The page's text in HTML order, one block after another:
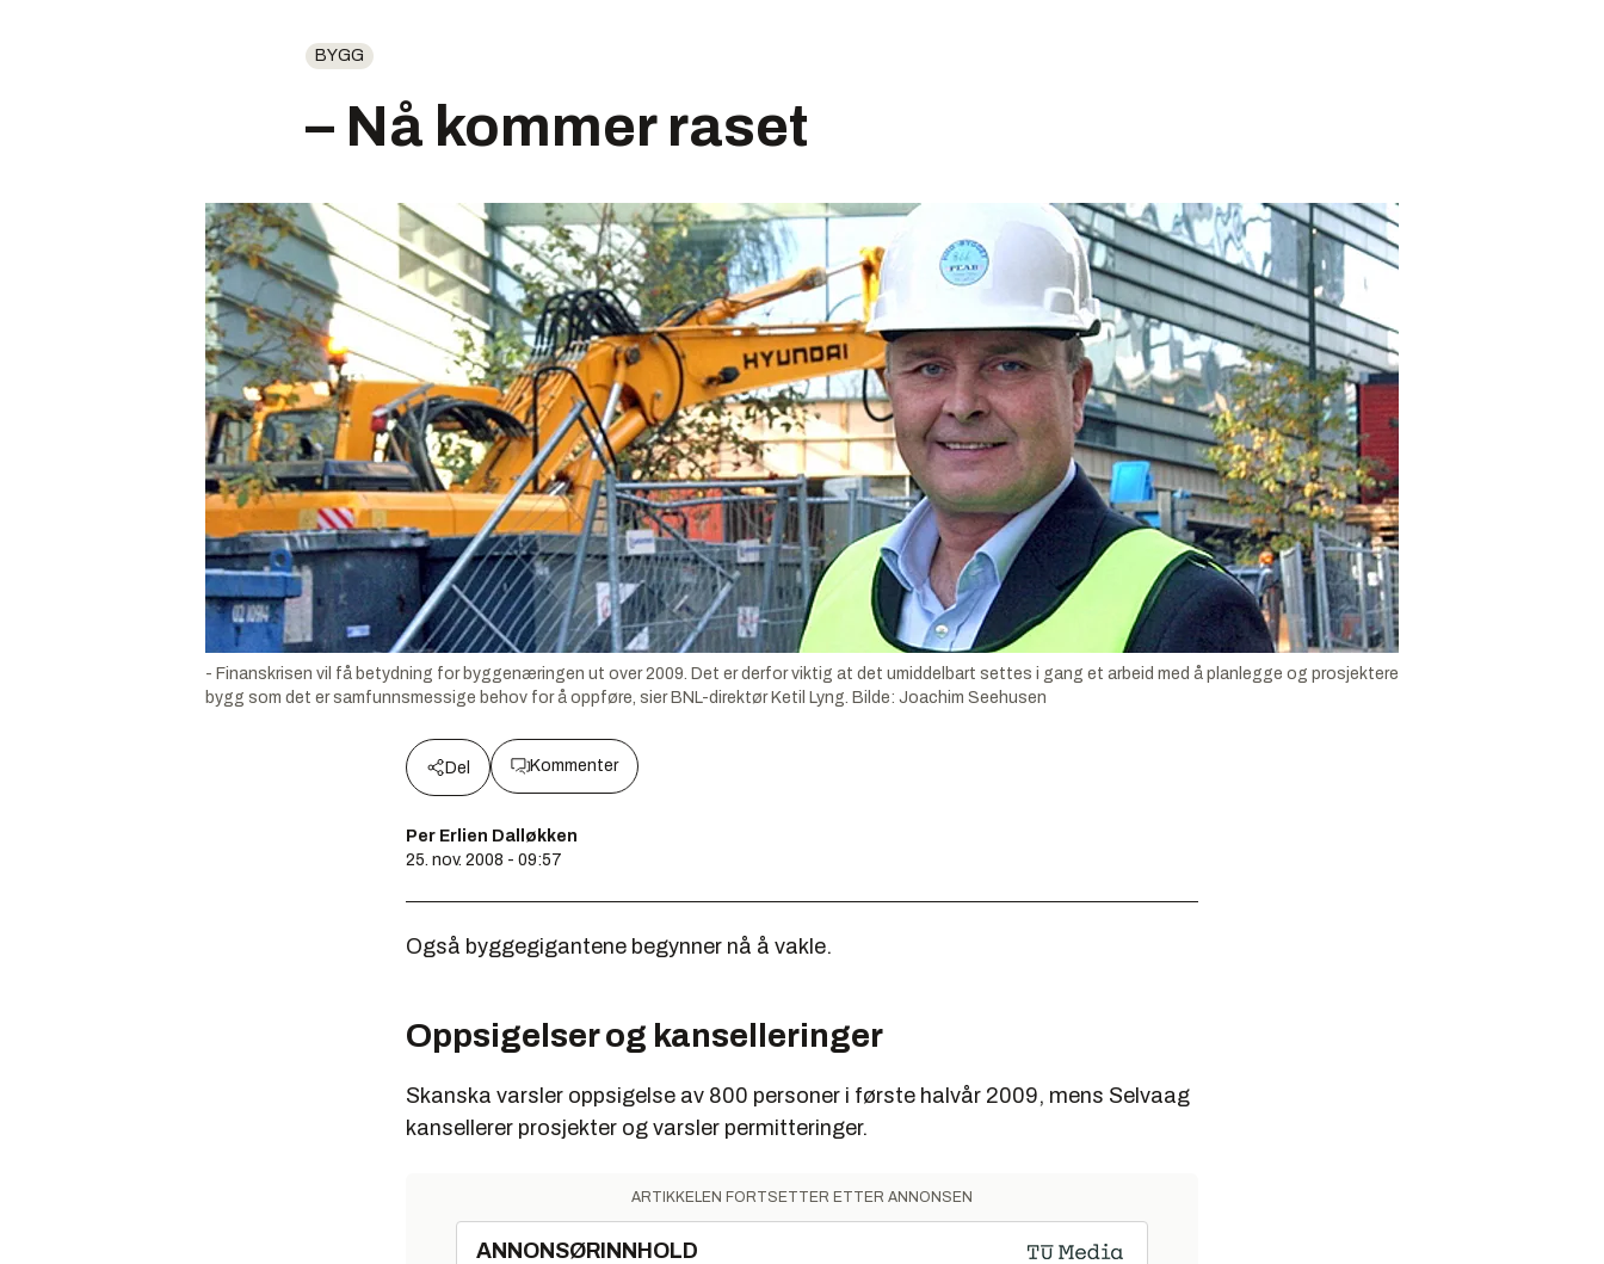
BYGG
– Nå kommer raset
- Finanskrisen vil få betydning for byggenæringen ut over 2009. Det er derfor viktig at det umiddelbart settes i gang et arbeid med å planlegge og prosjektere
bygg som det er samfunnsmessige behov for å oppføre, sier BNL-direktør Ketil Lyng. Bilde: Joachim Seehusen
Del Kommenter
Per Erlien Dalløkken
25. nov. 2008 - 09:57
Også byggegigantene begynner nå å vakle.
Oppsigelser og kanselleringer
Skanska varsler oppsigelse av 800 personer i første halvår 2009, mens Selvaag
kansellerer prosjekter og varsler permitteringer.
ARTIKKELEN FORTSETTER ETTER ANNONSEN
ANNONSØRINNHOLD